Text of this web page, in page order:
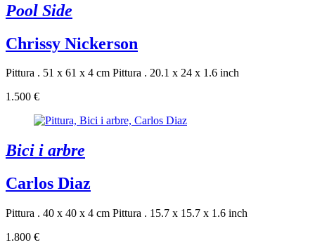
Pool Side
Chrissy Nickerson
Pittura . 51 x 61 x 4 cm Pittura . 20.1 x 24 x 1.6 inch
1.500 €
Bici i arbre
Carlos Diaz
Pittura . 40 x 40 x 4 cm Pittura . 15.7 x 15.7 x 1.6 inch
1.800 €